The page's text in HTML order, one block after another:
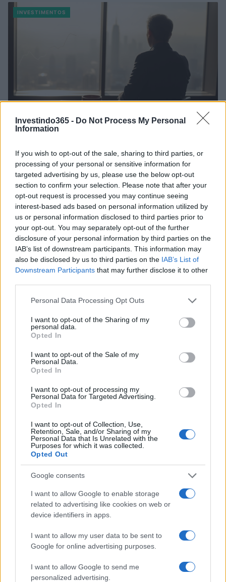
Investindo365 - Do Not Process My Personal
Information
If you wish to opt-out of the sale, sharing to third parties, or
processing of your personal or sensitive information for
targeted advertising by us, please use the below opt-out
section to confirm your selection. Please note that after your
opt-out request is processed you may continue seeing
interest-based ads based on personal information utilized by
us or personal information disclosed to third parties prior to
your opt-out. You may separately opt-out of the further
disclosure of your personal information by third parties on the
IAB’s list of downstream participants. This information may
also be disclosed by us to third parties on the IAB’s List of
Downstream Participants that may further disclose it to other
Please note that this website/app uses one or more Google
not limited to your visit or usage behaviour. You may click to
grant or deny consent to Google and its third-party tags to
use your data for below specified purposes in below Google
consent section.
Personal Data Processing Opt Outs
I want to opt-out of the Sharing of my
personal data.
Opted In
I want to opt-out of the Sale of my
Personal Data.
Opted In
I want to opt-out of processing my
Personal Data for Targeted Advertising.
Opted In
I want to opt-out of Collection, Use,
Retention, Sale, and/or Sharing of my
Personal Data that Is Unrelated with the
Purposes for which it was collected.
Opted Out
Google consents
I want to allow Google to enable storage
related to advertising like cookies on web or
device identifiers in apps.
I want to allow my user data to be sent to
Google for online advertising purposes.
I want to allow Google to send me
personalized advertising.
INVESTIMENTOS
Análise de Peter Brandt: por que o canal
250.000
Peter Brandt destaca que o atual movimento do Bitcoin é um canal
ascendente e não um padrão de fundo altista, enquanto alguns…
Luca Bellini · 29 abr 2026
INVESTIMENTOS
Fundo USVC da AngelList busca democratizar o
venture capital nos EUA
angelList apresentou o fundo USVC para dar ao público em geral
exposição ao venture capital; o produto reúne fundos e startups e…
Luca Bellini · 25 abr 2026